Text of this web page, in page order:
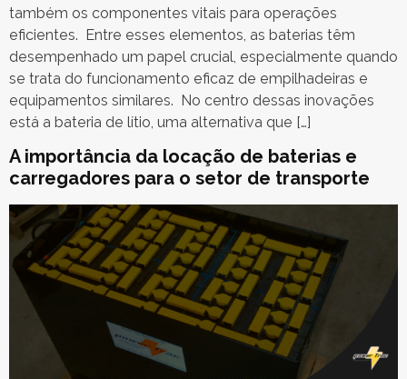
também os componentes vitais para operações
eficientes. Entre esses elementos, as baterias têm
desempenhado um papel crucial, especialmente quando
se trata do funcionamento eficaz de empilhadeiras e
equipamentos similares. No centro dessas inovações
está a bateria de lítio, uma alternativa que […]
A importância da locação de baterias e
carregadores para o setor de transporte